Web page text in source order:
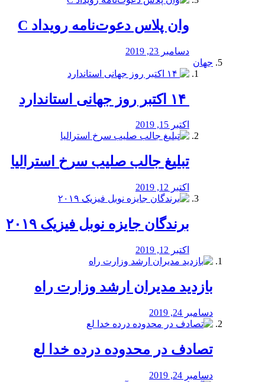
وان پلاس دعوت‌نامه رویداد C
دسامبر 23, 2019
جهان
اکتبر 15, 2019
تبلیغ جالب صلیب سرخ استرالیا
اکتبر 12, 2019
برندگان جایزه نوبل فیزیک ۲۰۱۹
اکتبر 12, 2019
بازدید مدیران ارشد وزارت راه
دسامبر 24, 2019
تصادف در محدوده درده خدا لع
دسامبر 24, 2019